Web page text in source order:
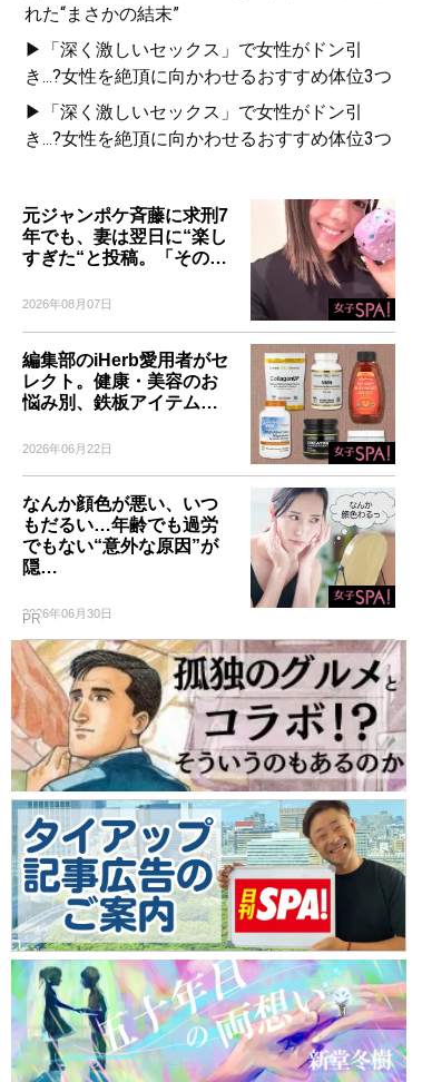
れた“まさかの結末”
▶「深く激しいセックス」で女性がドン引
き...?女性を絶頂に向かわせるおすすめ体位3つ
▶「深く激しいセックス」で女性がドン引
き...?女性を絶頂に向かわせるおすすめ体位3つ
元ジャンポケ斉藤に求刑7
年でも、妻は翌日に“楽し
すぎた“と投稿。「その…
2026年08月07日
編集部のiHerb愛用者がセ
レクト。健康・美容のお
悩み別、鉄板アイテム…
2026年06月22日
なんか顔色が悪い、いつ
もだるい…年齢でも過労
でもない“意外な原因”が
隠…
2026年06月30日
PR